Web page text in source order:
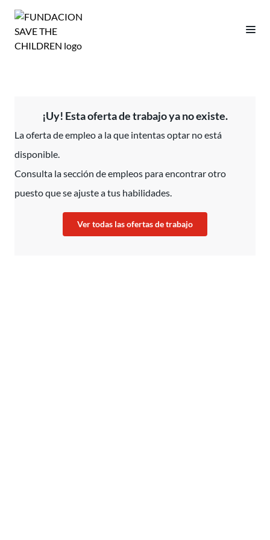
¡Uy! Esta oferta de trabajo ya no existe.
La oferta de empleo a la que intentas optar no está
disponible.
Consulta la sección de empleos para encontrar otro
puesto que se ajuste a tus habilidades.
Ver todas las ofertas de trabajo